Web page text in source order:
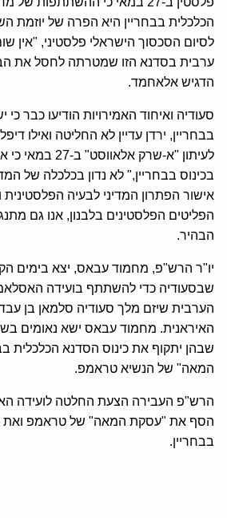
לסיום הסכסוך הישראלי פלסטיני, "אין
ערבית בסדנא הזו שמטרתה לחסל את
הדגיש אלאחמד.
סעודיה ואיחוד האמירויות הודיעו כבר כי
בבחריין, ירדן עדיין לא החליטה ואילו
לעיתון "א-שרק
בכינוס בבחריין," לא נדון בכלכלה של
אישור הפתרון המדיני לבעיה
הפליטים הפלסטינים בלבנון, אנו גם
הבהיר.
יו"ר הרש"פ, מחמוד עבאס, יצא בימים
שבסעודיה כדי להשתתף בועידה
הערבית שיזם מלך סעודיה סלמאן בן עבד
האיראנית. מחמוד עבאס ישא נאומים
שבהן יתקוף את כינוס הסדנא הכלכלית
המאה" של הנשיא טראמפ.
הרש"פ העבירה הצעת החלטה לועידה
הסף את "עסקת המאה" של טראמפ ואת
בבחריין.